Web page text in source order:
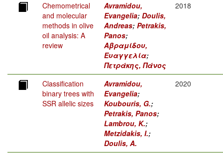
Chemometrical
and molecular
methods in olive
oil analysis: A
review
Avramidou,
Evangelia; Doulis,
Andreas; Petrakis,
Panos;
Αβραμίδου,
Ευαγγελία;
Πετράκης, Πάνος
2018
Classification
binary trees with
SSR allelic sizes
Avramidou,
Evangelia;
Koubouris, G.;
Petrakis, Panos;
Lambrou, K.;
Metzidakis, I.;
Doulis, A.
2020